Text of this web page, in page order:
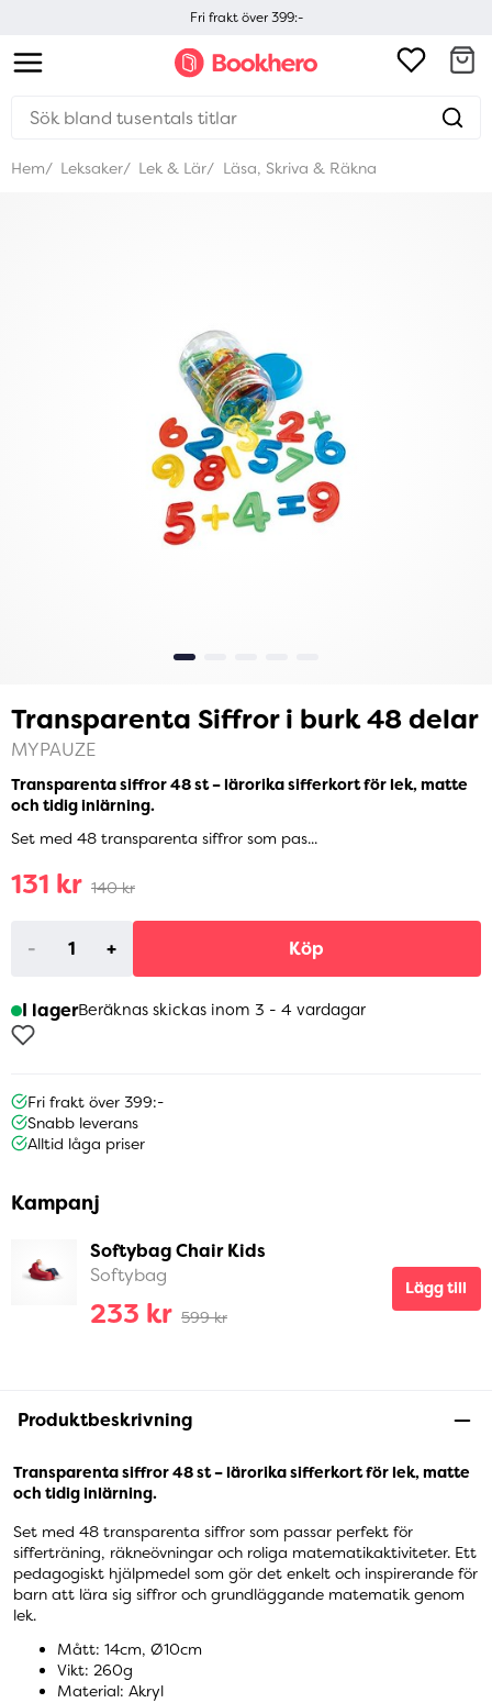
Fri frakt över 399:-
Hem Leksaker Lek & Lär Läsa, Skriva & Räkna
Transparenta Siffror i burk 48 delar
MYPAUZE
Transparenta siffror 48 st – lärorika sifferkort för lek, matte
och tidig inlärning.
Set med 48 transparenta siffror som pas...
131 kr 140 kr
- + Köp
I lagerBeräknas skickas inom 3 - 4 vardagar
Fri frakt över 399:-
Snabb leverans
Alltid låga priser
Kampanj
Softybag Chair Kids
Softybag
233 kr 599 kr
Lägg till
Produktbeskrivning
Transparenta siffror 48 st – lärorika sifferkort för lek, matte
och tidig inlärning.
Set med 48 transparenta siffror som passar perfekt för
sifferträning, räkneövningar och roliga matematikaktiviteter. Ett
pedagogiskt hjälpmedel som gör det enkelt och inspirerande för
barn att lära sig siffror och grundläggande matematik genom
lek.
Mått: 14cm, Ø10cm
Vikt: 260g
Material: Akryl